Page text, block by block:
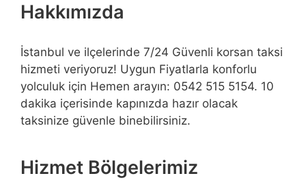
Hakkımızda
İstanbul ve ilçelerinde 7/24 Güvenli korsan taksi
hizmeti veriyoruz! Uygun Fiyatlarla konforlu
yolculuk için Hemen arayın: 0542 515 5154. 10
dakika içerisinde kapınızda hazır olacak
taksinize güvenle binebilirsiniz.
Hizmet Bölgelerimiz